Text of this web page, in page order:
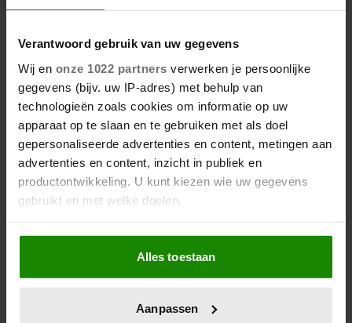
Verantwoord gebruik van uw gegevens
Wij en onze 1022 partners verwerken je persoonlijke
gegevens (bijv. uw IP-adres) met behulp van
technologieën zoals cookies om informatie op uw
apparaat op te slaan en te gebruiken met als doel
gepersonaliseerde advertenties en content, metingen aan
advertenties en content, inzicht in publiek en
productontwikkeling. U kunt kiezen wie uw gegevens
gebruikt en met welke doelen.
Als u het toestaat, willen we ook graag:
Informatie verzamelen over uw geografische
locatie, die tot een paar meter nauwkeurig kan zijn
scannen op specifieke eigenschappen (fingerprinting)
Alles toestaan
Aanpassen